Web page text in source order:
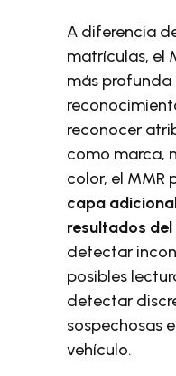
A diferencia
matrículas, el
más
reconocer
como marca,
color, el MMR
capa
resultados del
detectar
posibles
detectar
sospechosas
vehículo.